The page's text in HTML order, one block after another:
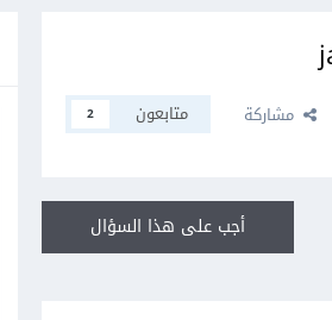
مشاركة متابعون 2
أجب على هذا السؤال